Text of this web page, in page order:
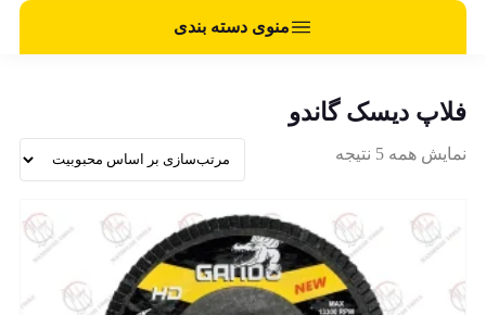
منوی دسته بندی
فلاپ دیسک گاندو
نمایش همه 5 نتیجه